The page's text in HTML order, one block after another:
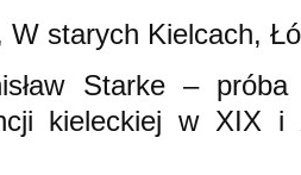
W starych Kielcach,
Starke –
kieleckiej w XIX